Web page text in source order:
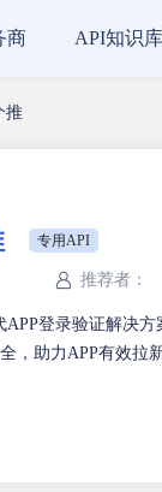
商 API知识库
推
专用API
推荐者：
APP登录验证解决
，助力APP有效拉